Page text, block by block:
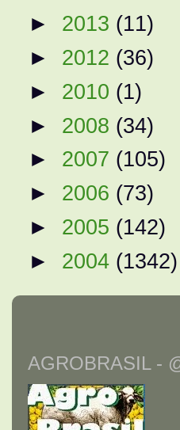
► 2013 (11)
► 2012 (36)
► 2010 (1)
► 2008 (34)
► 2007 (105)
► 2006 (73)
► 2005 (142)
► 2004 (1342)
AGROBRASIL -